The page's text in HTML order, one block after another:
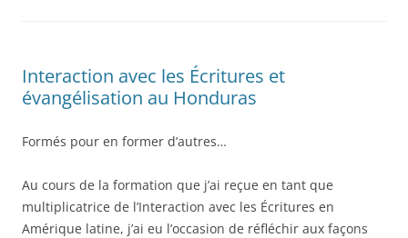
Interaction avec les Écritures et
évangélisation au Honduras
Formés pour en former d’autres…
Au cours de la formation que j’ai reçue en tant que
multiplicatrice de l’Interaction avec les Écritures en
Amérique latine, j’ai eu l’occasion de réfléchir aux façons